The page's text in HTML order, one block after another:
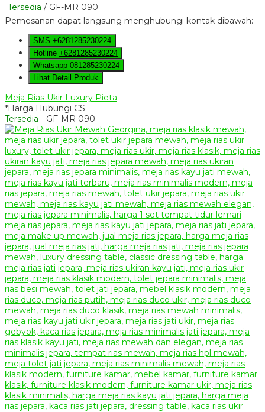
Tersedia / GF-MR 090
Pemesanan dapat langsung menghubungi kontak dibawah:
SMS +6281285230224
Hotline +6281285230224
Whatsapp 081285230224
Lihat Detail Produk
Meja Rias Ukir Luxury Pieta
*Harga Hubungi CS
Tersedia - GF-MR 090